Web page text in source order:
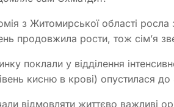
з Житомирської області
продовжила рости, тож сім’я
поклали у відділення
кисню в крові) опустилася
відмовляти життєво важливі